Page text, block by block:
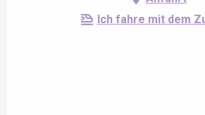
Ich fahre mit dem